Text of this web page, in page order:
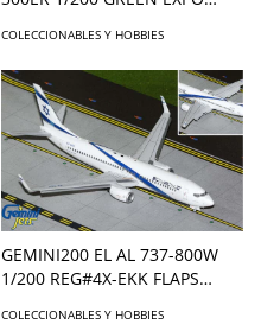
COLECCIONABLES Y HOBBIES
GEMINI200 EL AL 737-800W
1/200 REG#4X-EKK FLAPS
COLECCIONABLES Y HOBBIES